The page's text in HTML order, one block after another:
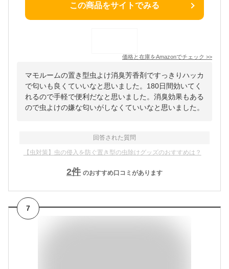
この商品をサイトでみる
価格と在庫をAmazonでチェック >>
マモルームの置き型虫よけ消臭芳香剤ですっきりハッカ
で匂いも良くていいなと思いました。180日間効いてく
れるので手軽で便利だなと思いました。消臭効果もある
ので虫よけの嫌な匂いがしなくていいなと思いました。
回答された質問
【虫対策】虫の侵入を防ぐ置き型の虫除けグッズのおすすめは？
2件 のおすすめ口コミがあります
7